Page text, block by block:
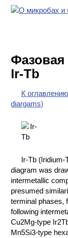
ПОСУДА
ФАКТОРЫ
ХИМИЯ
И
Ir-Tb
К
diargams)
Ir-Tb (Iridium-
diagram was
intermetallic
presumed
terminal phases,
following
Cu2Mg-type
Mn5Si3-type